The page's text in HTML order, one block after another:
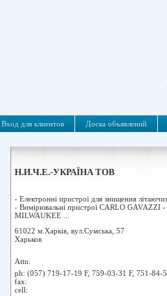
Вход для клиентов Доска объявлений
Н.И.Ч.Е.-УКРАЇНА ТОВ
- Електронні пристрої для знищення
- Вимірювальні пристрої CARLO GAVAZZI
MILWAUKEE ...
61022 м.Харків, вул.Сумська, 57
Харьков
Attn:
ph: (057) 719-17-19 F, 759-03-31 F, 751-84-
fax:
cell: